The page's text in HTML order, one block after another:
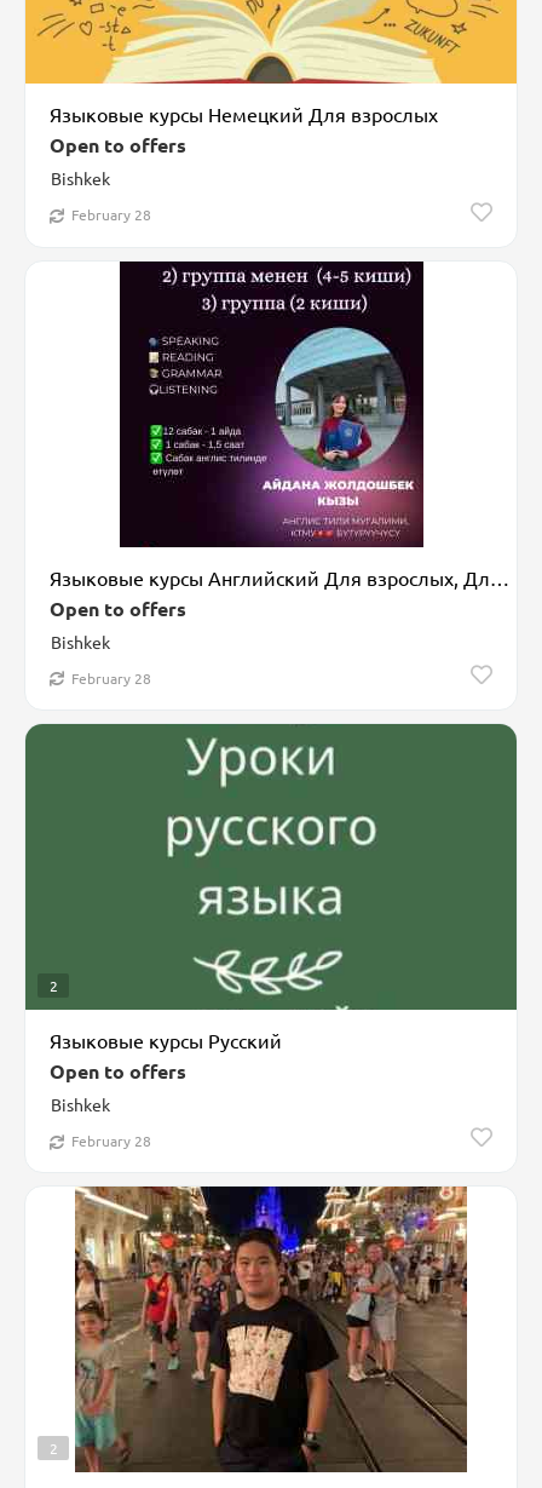
Языковые курсы Немецкий Для взрослых
Bishkek
Open to offers
February 28
Bishkek
Open to offers
February 28
2
Языковые курсы Русский
Bishkek
Open to offers
February 28
2